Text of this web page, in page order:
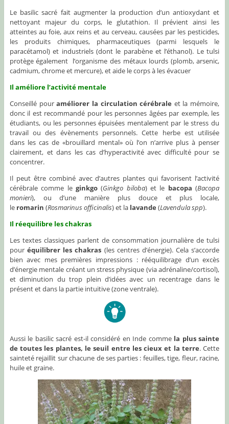
Le basilic sacré fait augmenter la production d’un antioxydant et
nettoyant majeur du corps, le glutathion. Il prévient ainsi les
atteintes au foie, aux reins et au cerveau, causées par les pesticides,
les produits chimiques, pharmaceutiques (parmi lesquels le
paracétamol) et industriels (dont le parabène et l’éthanol). Le tulsi
protège également l’organisme des métaux lourds (plomb, arsenic,
cadmium, chrome et mercure), et aide le corps à les évacuer
Il améliore l’activité mentale
Conseillé pouraméliorer la circulation cérébrale et la mémoire,
donc il est recommandé pour les personnes âgées par exemple, les
étudiants, ou les personnes épuisées mentalement par le stress du
travail ou des évènements personnels. Cette herbe est utilisée
dans les cas de «brouillard mental» où l’on n’arrive plus à penser
clairement, et dans les cas d’hyperactivité avec difficulté pour se
concentrer.
Il peut être combiné avec d’autres plantes qui favorisent l’activité
cérébrale comme le ginkgo (Ginkgo biloba) et le bacopa (Bacopa
monieri), ou d’une manière plus douce et plus locale,
le romarin (Rosmarinus officinalis) et la lavande (Lavendula spp).
Il réequilibre les chakras
Les textes classiques parlent de consommation journalière de tulsi
pouréquilibrer les chakras (les centres d’énergie). Cela s’accorde
bien avec mes premières impressions : rééquilibrage d’un excès
d’énergie mentale créant un stress physique (via adrénaline/cortisol),
et diminution du trop plein d’idées avec un recentrage dans le
présent et dans la partie intuitive (zone ventrale).
Aussi le basilic sacré est-il considéré en Inde comme la plus sainte
de toutes les plantes, le seuil entre les cieux et la terre. Cette
sainteté rejaillit sur chacune de ses parties : feuilles, tige, fleur, racine,
huile et graine.